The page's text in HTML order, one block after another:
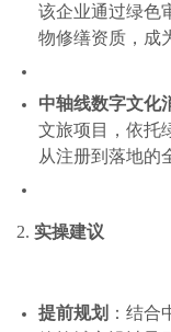
该企业通过绿色
物修缮资质，成
中轴线数字文化
文旅项目，依托
从注册到落地的
2. 实操建议
提前规划 ：结